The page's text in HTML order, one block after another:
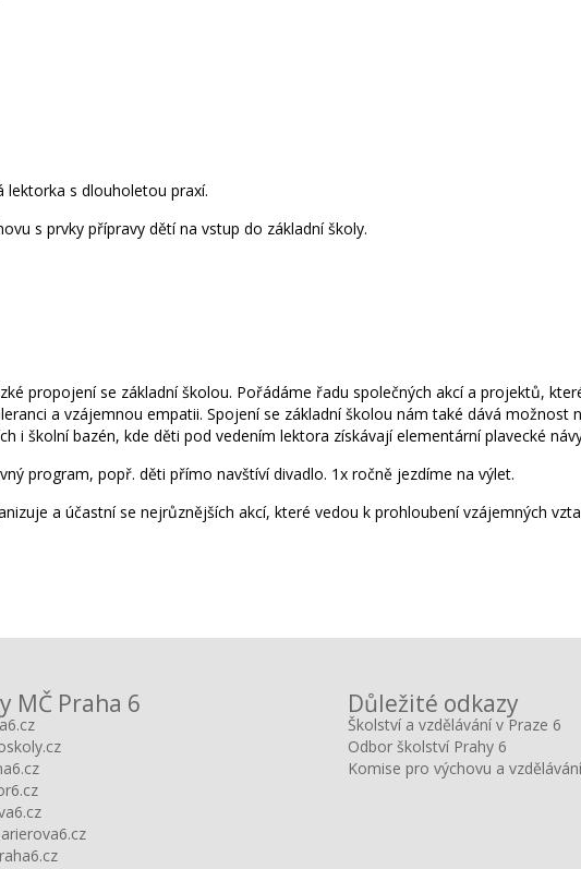
lektorka s dlouholetou praxí.
s prvky přípravy dětí na vstup do základní školy.
propojení se základní školou. Pořádáme řadu společných akcí a projektů,
a vzájemnou empatii. Spojení se základní školou nám také dává možnost
i školní bazén, kde děti pod vedením lektora získávají elementární plavecké
program, popř. děti přímo navštíví divadlo. 1x ročně jezdíme na výlet.
a účastní se nejrůznějších akcí, které vedou k prohloubení vzájemných
MČ Praha 6 Důležité odkazy
Školství a vzdělávání v Praze 6
Odbor školství Prahy 6
Komise pro výchovu a